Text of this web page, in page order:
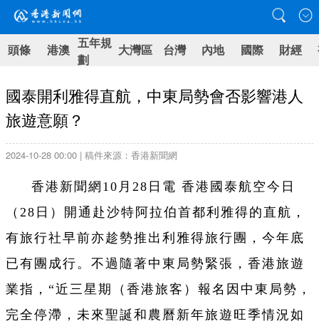
頭條 港澳 五年規
劃
大灣區 台灣 內地 國際 財經
國泰開利雅得直航，中東局勢會否影響港人
旅遊意願？
2024-10-28 00:00 | 稿件來源：香港新聞網
香港新聞網10月28日電 香港國泰航空今日
（28日）開通赴沙特阿拉伯首都利雅得的直航，
有旅行社早前亦趁勢推出利雅得旅行團，今年底
已有團成行。不過隨著中東局勢緊張，香港旅遊
業指，“近三星期（香港旅客）報名因中東局勢，
完全停滯，未來聖誕和農曆新年旅遊旺季情況如